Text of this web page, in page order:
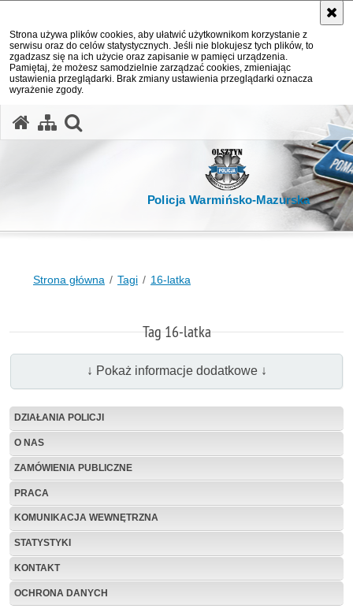
Strona używa plików cookies, aby ułatwić użytkownikom korzystanie z
serwisu oraz do celów statystycznych. Jeśli nie blokujesz tych plików, to
zgadzasz się na ich użycie oraz zapisanie w pamięci urządzenia.
Pamiętaj, że możesz samodzielnie zarządzać cookies, zmieniając
ustawienia przeglądarki. Brak zmiany ustawienia przeglądarki oznacza
wyrażenie zgody.
Policja Warmińsko-Mazurska
Strona główna Tagi 16-latka
Tag 16-latka
↓ Pokaż informacje dodatkowe ↓
DZIAŁANIA POLICJI
O NAS
ZAMÓWIENIA PUBLICZNE
PRACA
KOMUNIKACJA WEWNĘTRZNA
STATYSTYKI
KONTAKT
OCHRONA DANYCH